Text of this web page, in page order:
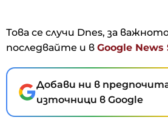
Това се случи Dnes, за
последвайте и в Google News
Добави ни в
източници в Google